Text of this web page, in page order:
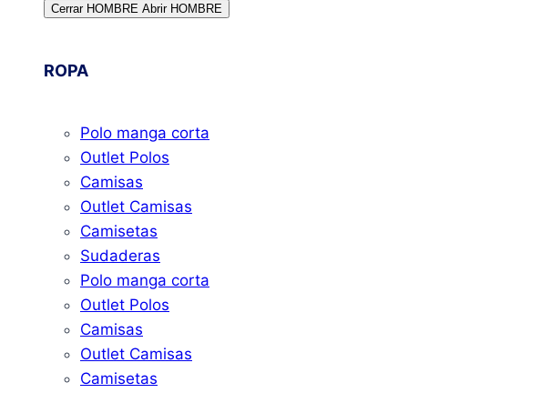
Cerrar HOMBRE Abrir HOMBRE
ROPA
Polo manga corta
Outlet Polos
Camisas
Outlet Camisas
Camisetas
Sudaderas
Polo manga corta
Outlet Polos
Camisas
Outlet Camisas
Camisetas